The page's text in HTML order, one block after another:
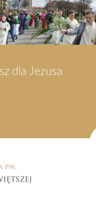
Orszak Trzech Króli